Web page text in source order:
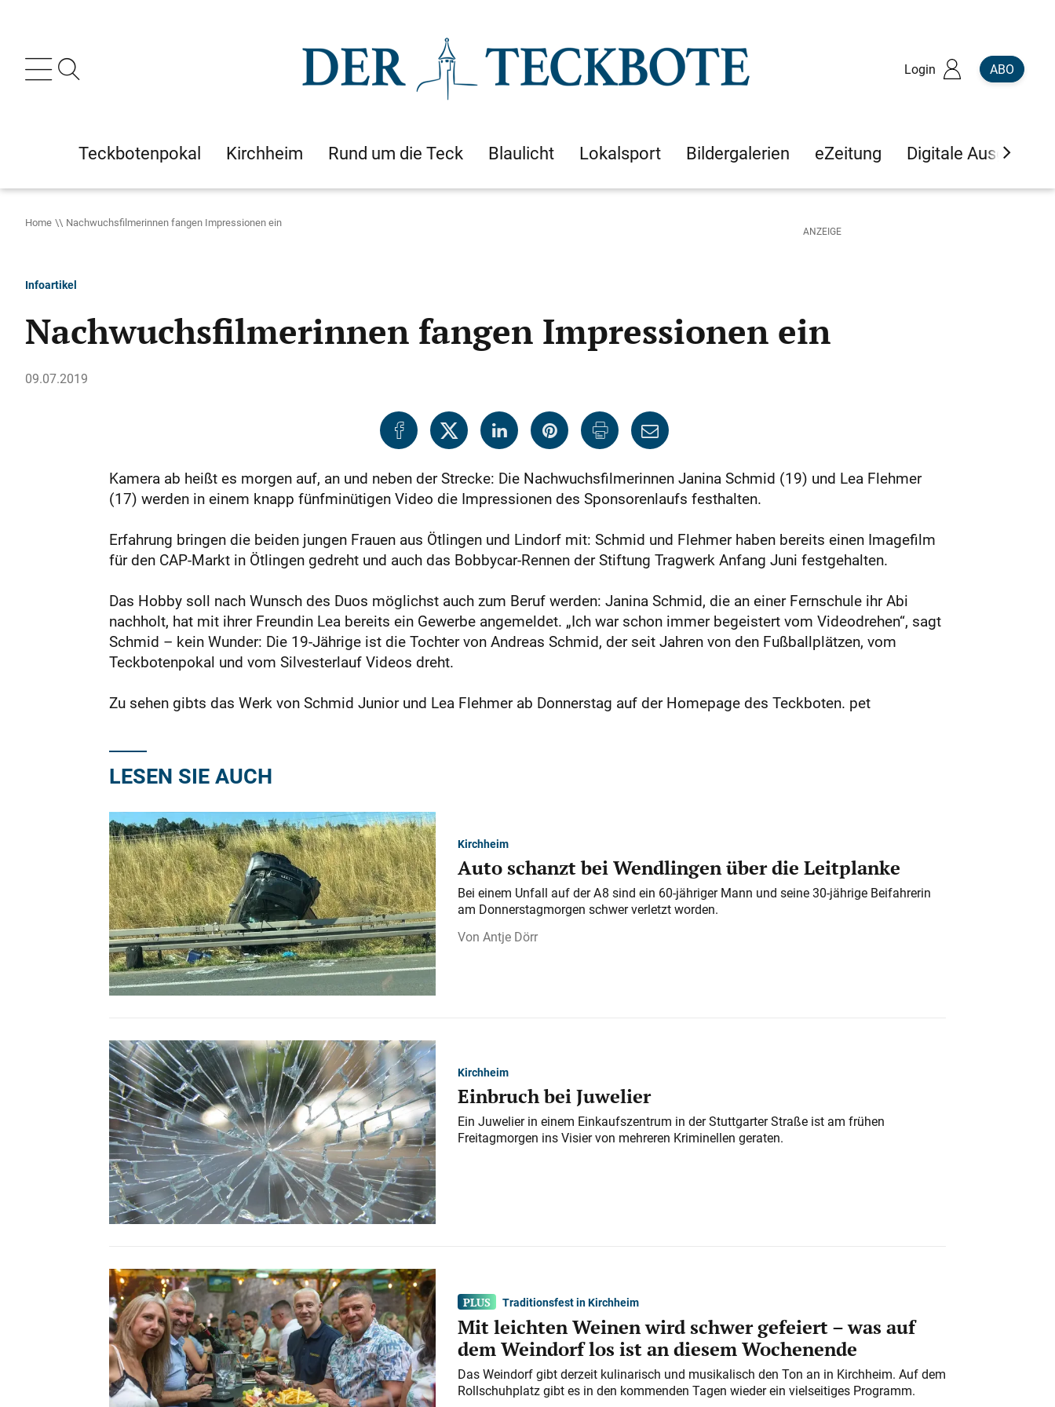
Login ABO
Teckbotenpokal Kirchheim Rund um die Teck Blaulicht Lokalsport Bildergalerien eZeitung Digitale Ausgaben
Home Nachwuchsfilmerinnen fangen Impressionen ein
Infoartikel
Nachwuchsfilmerinnen fangen Impressionen ein
09.07.2019
Kamera ab heißt es morgen auf, an und neben der Strecke: Die Nachwuchsfilmerinnen Janina Schmid (19) und Lea Flehmer
(17) werden in einem knapp fünfminütigen Video die Impressionen des Sponsorenlaufs festhalten.
Erfahrung bringen die beiden jungen Frauen aus Ötlingen und Lindorf mit: Schmid und Flehmer haben bereits einen Imagefilm
für den CAP-Markt in Ötlingen gedreht und auch das Bobbycar-Rennen der Stiftung Tragwerk Anfang Juni festgehalten.
Das Hobby soll nach Wunsch des Duos möglichst auch zum Beruf werden: Janina Schmid, die an einer Fernschule ihr Abi
nachholt, hat mit ihrer Freundin Lea bereits ein Gewerbe angemeldet. „Ich war schon immer begeistert vom Videodrehen“, sagt
Schmid – kein Wunder: Die 19-Jährige ist die Tochter von Andreas Schmid, der seit Jahren von den Fußballplätzen, vom
Teckbotenpokal und vom Silvesterlauf Videos dreht.
Zu sehen gibts das Werk von Schmid Junior und Lea Flehmer ab Donnerstag auf der Homepage des Teckboten. pet
LESEN SIE AUCH
Kirchheim
Auto schanzt bei Wendlingen über die Leitplanke
Bei einem Unfall auf der A 8 sind ein 60-jähriger Mann und seine 30-jährige Beifahrerin
am Donnerstagmorgen schwer verletzt worden.
Antje Dörr
Kirchheim
Einbruch bei Juwelier
Ein Juwelier in einem Einkaufszentrum in der Stuttgarter Straße ist am frühen
Freitagmorgen ins Visier von mehreren Kriminellen geraten.
Traditionsfest in Kirchheim
Mit leichten Weinen wird schwer gefeiert – was auf
dem Weindorf los ist an diesem Wochenende
Das Weindorf gibt derzeit kulinarisch und musikalisch den Ton an in Kirchheim. Auf dem
Rollschuhplatz gibt es in den kommenden Tagen wieder ein vielseitiges Programm.